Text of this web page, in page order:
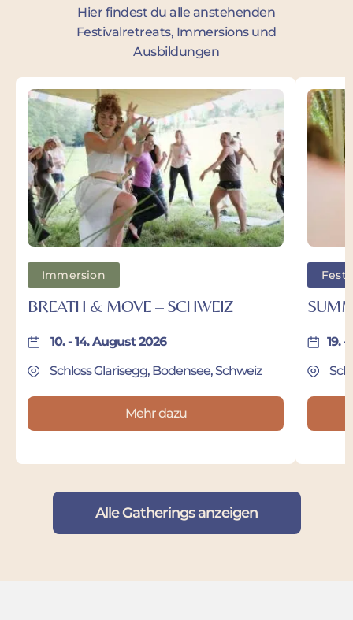
Hier findest du alle anstehenden
Festivalretreats, Immersions und
Ausbildungen
Immersion
BREATH & MOVE – SCHWEIZ
10. - 14. August 2026
Schloss Glarisegg, Bodensee, Schweiz
Mehr dazu
19.
Alle Gatherings anzeigen